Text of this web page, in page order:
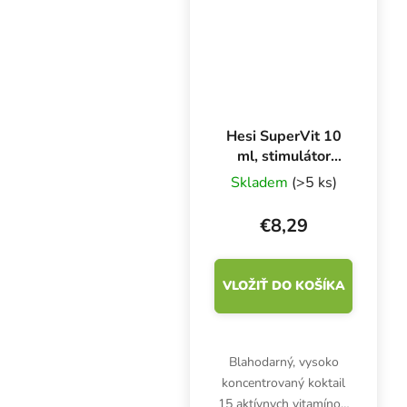
Hesi SuperVit 10
ml, stimulátor
rastu a kvitnutia
Skladem (>5 ks)
€8,29
VLOŽIŤ DO KOŠÍKA
Blahodarný, vysoko
koncentrovaný koktail
15 aktívnych vitamínov,